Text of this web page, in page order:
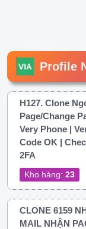
Profile
H127. Clone
Page/Change
Very Phone |
Code OK |
2FA
Kho hàng: 23
CLONE 6159
MAIL NHẬN